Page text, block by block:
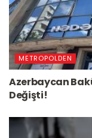
METROPOLDEN
Azerbaycan
Değişti!